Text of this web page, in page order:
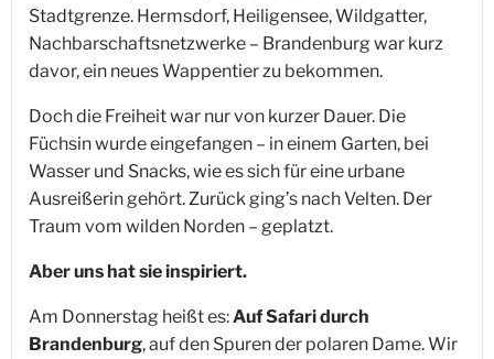
Stadtgrenze. Hermsdorf, Heiligensee, Wildgatter,
Nachbarschaftsnetzwerke – Brandenburg war kurz
davor, ein neues Wappentier zu bekommen.
Doch die Freiheit war nur von kurzer Dauer. Die
Füchsin wurde eingefangen – in einem Garten, bei
Wasser und Snacks, wie es sich für eine urbane
Ausreißerin gehört. Zurück ging’s nach Velten. Der
Traum vom wilden Norden – geplatzt.
Aber uns hat sie inspiriert.
Am Donnerstag heißt es: Auf Safari durch
Brandenburg, auf den Spuren der polaren Dame. Wir